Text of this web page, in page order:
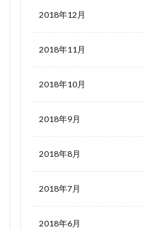
2018年12月
2018年11月
2018年10月
2018年9月
2018年8月
2018年7月
2018年6月